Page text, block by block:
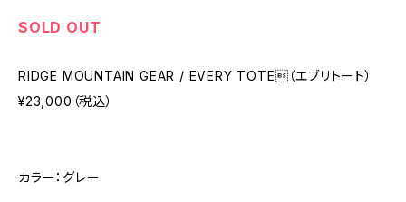
SOLD OUT
RIDGE MOUNTAIN GEAR / EVERY TOTE（エブリトート）
¥23,000（税込）
カラー：グレー